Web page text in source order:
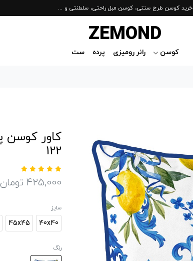
خرید کوسن طرح سنتی، کوسن مبل راحتی، سلطنتی و ...
ZEMOND
کوسن رانر رومیزی پرده ست
122
425,000 تومان
سایز
40x40
45x45
رنگ